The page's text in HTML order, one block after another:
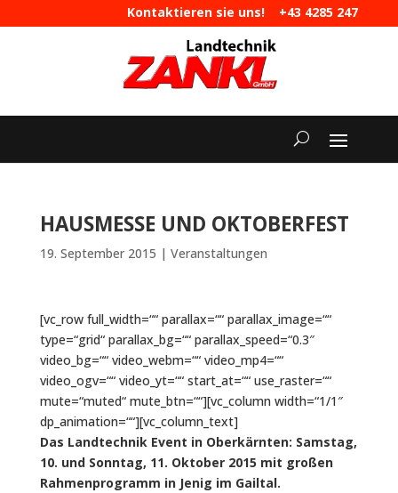
Kontaktieren sie uns! +43 4285 247
|maschinen@landtechnik-zankl.at
HAUSMESSE UND OKTOBERFEST
19. September 2015 | Veranstaltungen
[vc_row full_width=““ parallax=““ parallax_image=““
type=“grid“ parallax_bg=““ parallax_speed=“0.3″
video_bg=““ video_webm=““ video_mp4=““
video_ogv=““ video_yt=““ start_at=““ use_raster=““
mute=“muted“ mute_btn=““][vc_column width=“1/1″
dp_animation=““][vc_column_text]
Das Landtechnik Event in Oberkärnten: Samstag,
10. und Sonntag, 11. Oktober 2015 mit großen
Rahmenprogramm in Jenig im Gailtal.